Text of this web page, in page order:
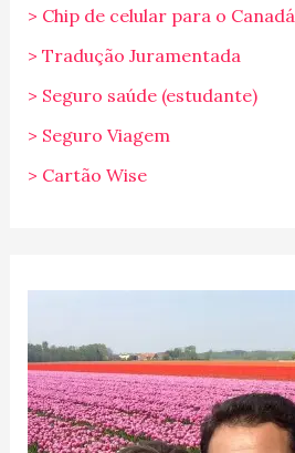
> Chip de celular para o Canadá
> Tradução Juramentada
> Seguro saúde (estudante)
> Seguro Viagem
> Cartão Wise